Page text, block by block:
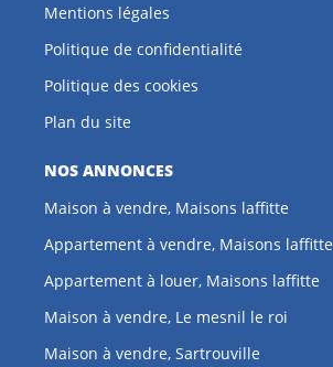
Mentions légales
Politique de confidentialité
Politique des cookies
Plan du site
NOS ANNONCES
Maison à vendre, Maisons laffitte
Appartement à vendre, Maisons laffitte
Appartement à louer, Maisons laffitte
Maison à vendre, Le mesnil le roi
Maison à vendre, Sartrouville